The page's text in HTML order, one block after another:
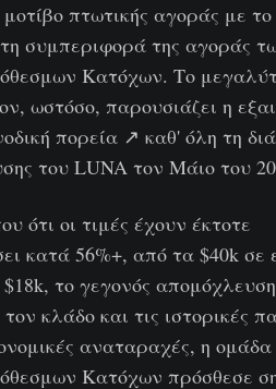
πτωτικής αγοράς με
συμπεριφορά της αγοράς
Κατόχων. Το
ωστόσο, παρουσιάζει η
πορεία ️↗️ καθ' όλη τη
του LUNA τον Μάιο του
ότι οι τιμές έχουν έκτοτε
κατά 56%+, από τα $40k σε
το γεγονός
κλάδο και τις ιστορικές
αναταραχές, η
Κατόχων πρόσθεσε